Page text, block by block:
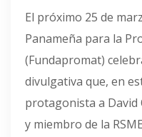
El próximo 25 de
Panameña para la
(Fundapromat)
divulgativa que, en
protagonista a
y miembro de la